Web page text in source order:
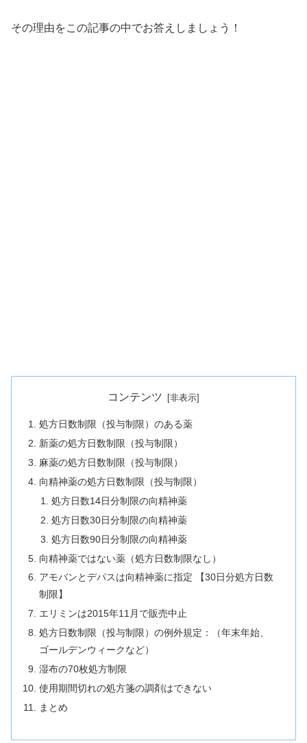
その理由をこの記事の中でお答えしましょう！
コンテンツ
処方日数制限（投与制限）のある薬
新薬の処方日数制限（投与制限）
麻薬の処方日数制限（投与制限）
向精神薬の処方日数制限（投与制限）
処方日数14日分制限の向精神薬
処方日数30日分制限の向精神薬
処方日数90日分制限の向精神薬
向精神薬ではない薬（処方日数制限なし）
アモバンとデパスは向精神薬に指定 【30日分処方日数
制限】
エリミンは2015年11月で販売中止
処方日数制限（投与制限）の例外規定：（年末年始、
ゴールデンウィークなど）
湿布の70枚処方制限
使用期間切れの処方箋の調剤はできない
まとめ